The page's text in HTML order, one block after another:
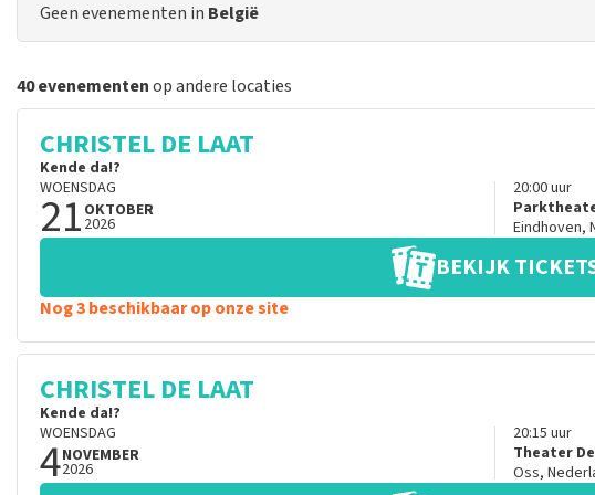
Geen evenementen in België
40 evenementenop andere locaties
CHRISTEL DE LAAT
Kende da!?
WOENSDAG
21 OKTOBER
2026
20:00uur
Eindhoven,
BEKIJK
Nog 3 beschikbaar op onze site
CHRISTEL DE LAAT
Kende da!?
WOENSDAG
4NOVEMBER
2026
20:15 uur
Theater
Oss,